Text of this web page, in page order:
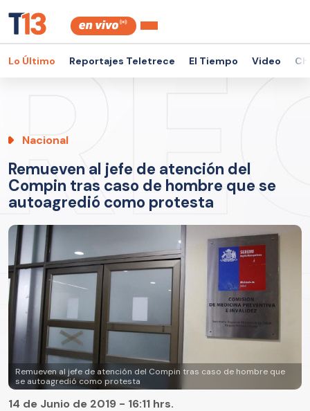
Lo Último Reportajes Teletrece El Tiempo Video
Nacional
Remueven al jefe de atención del
Compin tras caso de hombre que se
autoagredió como protesta
Remueven al jefe de atención del Compin tras caso de hombre que
se autoagredió como protesta
14 de Junio de 2019 - 16:11 hrs.